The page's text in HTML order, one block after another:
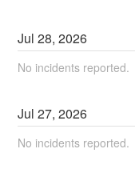
Jul28,2026
No incidents reported.
Jul27,2026
No incidents reported.